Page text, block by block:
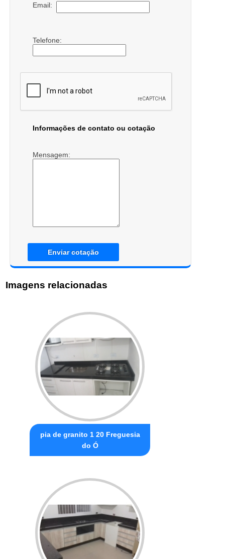
Email:
Telefone:
Informações de contato ou cotação
Mensagem:
Enviar cotação
Imagens relacionadas
pia de granito 1 20 Freguesia
do Ó